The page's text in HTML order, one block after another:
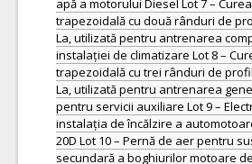
apă a motorului Diesel Lot 7 –
trapezoidală cu două rânduri de
La, utilizată pentru antrenarea
instalației de climatizare Lot 8 –
trapezoidală cu trei rânduri de
La, utilizată pentru antrenarea
pentru servicii auxiliare Lot 9 –
instalația de încălzire a
20D Lot 10 – Pernă de aer pentru
secundară a boghiurilor motoare